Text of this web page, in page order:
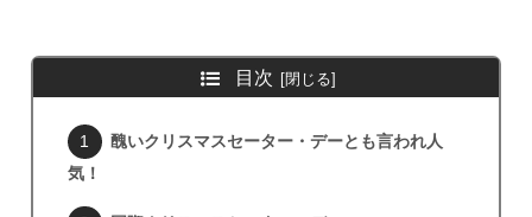
目次
醜いクリスマスセーター・デーとも言われ人
気！